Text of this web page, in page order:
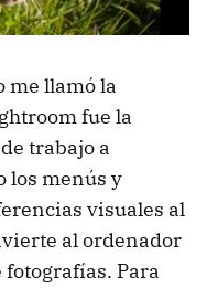
me llamó la
fue la
trabajo a
los menús y
visuales al
al ordenador
Para